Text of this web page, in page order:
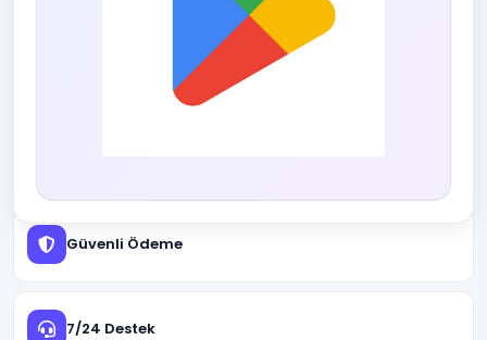
Güvenli Ödeme
7/24 Destek